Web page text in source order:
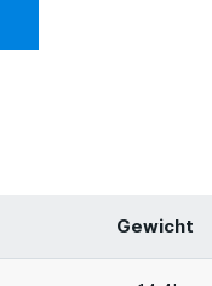
Gewicht